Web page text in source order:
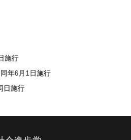
施行
年6月1日施行
日施行